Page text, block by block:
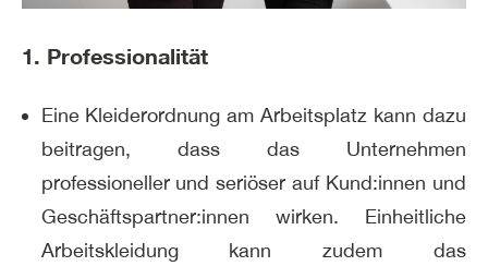
1. Professionalität
Eine Kleiderordnung am Arbeitsplatz kann dazu
beitragen, dass das Unternehmen
professioneller und seriöser auf Kund:innen und
Geschäftspartner:innen wirken. Einheitliche
Arbeitskleidung kann zudem das